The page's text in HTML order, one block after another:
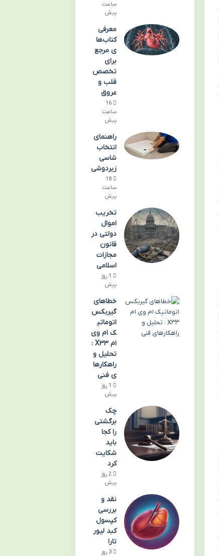
ساعت
پیش
معرفی
کتاب‌ها
ی مرجع
برای
تخصص
قلب و
عروق
16
ساعت
پیش
راهنمای
انتخاب
شاسی
زیردوشی
18
ساعت
پیش
تخریب
اموال
دولتی در
قانون
مجازات
اسلامی
1 روز
پیش
خطاهای
گیربکس
اتوماتی
ک ام وی
ام X۳۳ :
تحلیل و
راهکارها
ی فنی
1 روز
پیش
چک
برگشتی
را کجا
باید
شکایت
کرد
2 روز
پیش
نقد و
بررسی
کپسول
کبد لیور
تارا
3 روز